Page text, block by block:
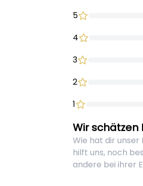
5
4
3
2
1
Wir schätzen
Wie hat dir
hilft uns, noch
andere bei ihrer